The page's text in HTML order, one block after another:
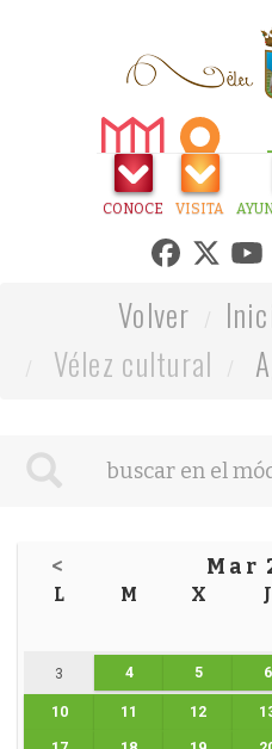
CONOCE VISITA
Volver
Vélez cultural
< Mar
L M X J
3 4 5 6
10 11 12